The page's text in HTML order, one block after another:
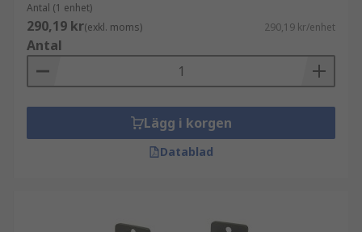
Antal (1 enhet)
290,19 kr(exkl. moms) 290,19 kr/enhet
Antal
Lägg i korgen
Datablad